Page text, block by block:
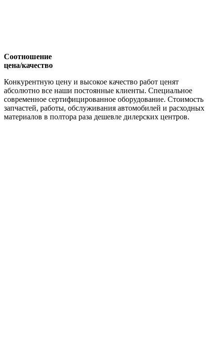
Соотношение
цена/качество
Конкурентную цену и высокое качество работ ценят
абсолютно все наши постоянные клиенты. Специальное
современное сертифицированное оборудование. Стоимость
запчастей, работы, обслуживания автомобилей и расходных
материалов в полтора раза дешевле дилерских центров.